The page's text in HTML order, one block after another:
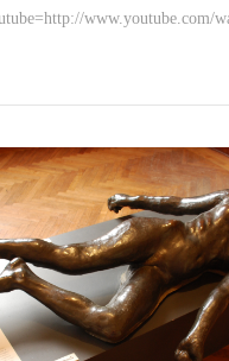
www.youtube.com/